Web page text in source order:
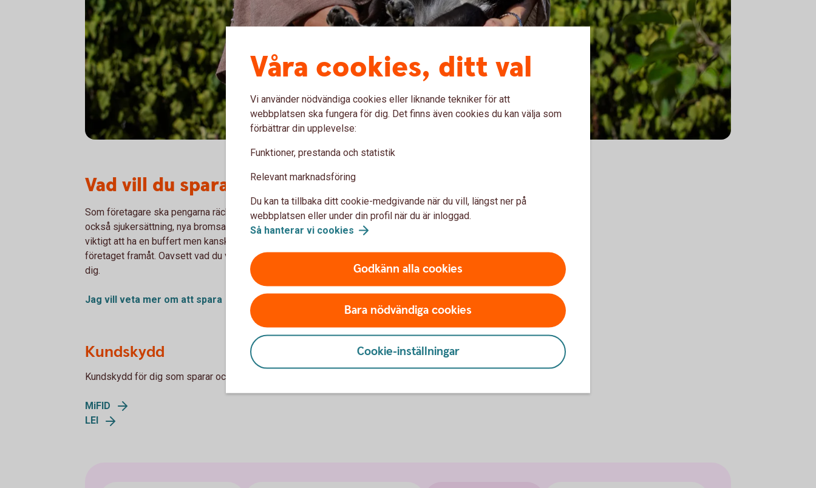
Vad vill du spara till?
Som företagare ska pengarna räcka till mycket. Löner och andra löpande utgifter men
också sjukersättning, nya bromsar på bilen och andra oväntade kostnader. Därför är det
viktigt att ha en buffert men kanske också spara till större investeringar som tar
företaget framåt. Oavsett vad du vill spara till hjälper vi dig med ett sparande som passar
dig.
Jag vill veta mer om att spara
Kundskydd
Kundskydd för dig som sparar och placerar.
MiFID
LEI
Våra cookies, ditt val
Vi använder nödvändiga cookies eller liknande tekniker för att
webbplatsen ska fungera för dig. Det finns även cookies du kan välja som
förbättrar din upplevelse:
Funktioner, prestanda och statistik
Relevant marknadsföring
Du kan ta tillbaka ditt cookie-medgivande när du vill, längst ner på
webbplatsen eller under din profil när du är inloggad.
Så hanterar vi cookies
Godkänn alla cookies
Bara nödvändiga cookies
Cookie-inställningar